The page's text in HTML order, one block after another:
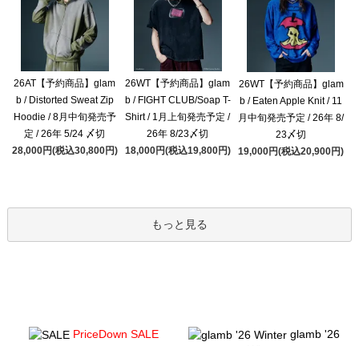
26AT【予約商品】glam
b / Distorted Sweat Zip
Hoodie / 8月中旬発売予
定 / 26年 5/24 〆切
28,000円(税込30,800円)
26WT【予約商品】glam
b / FIGHT CLUB/Soap T-
Shirt / 1月上旬発売予定 /
26年 8/23〆切
18,000円(税込19,800円)
26WT【予約商品】glam
b / Eaten Apple Knit / 11
月中旬発売予定 / 26年 8/
23〆切
19,000円(税込20,900円)
もっと見る
PriceDown SALE
glamb '26